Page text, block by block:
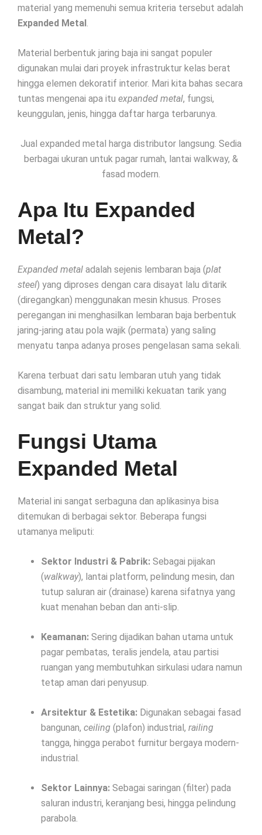
material yang memenuhi semua kriteria tersebut adalah
Expanded Metal.
Material berbentuk jaring baja ini sangat populer
digunakan mulai dari proyek infrastruktur kelas berat
hingga elemen dekoratif interior. Mari kita bahas secara
tuntas mengenai apa itu expanded metal, fungsi,
keunggulan, jenis, hingga daftar harga terbarunya.
Jual expanded metal harga distributor langsung. Sedia
berbagai ukuran untuk pagar rumah, lantai walkway, &
fasad modern.
Apa Itu Expanded
Metal?
Expanded metal adalah sejenis lembaran baja (plat
steel) yang diproses dengan cara disayat lalu ditarik
(diregangkan) menggunakan mesin khusus. Proses
peregangan ini menghasilkan lembaran baja berbentuk
jaring-jaring atau pola wajik (permata) yang saling
menyatu tanpa adanya proses pengelasan sama sekali.
Karena terbuat dari satu lembaran utuh yang tidak
disambung, material ini memiliki kekuatan tarik yang
sangat baik dan struktur yang solid.
Fungsi Utama
Expanded Metal
Material ini sangat serbaguna dan aplikasinya bisa
ditemukan di berbagai sektor. Beberapa fungsi
utamanya meliputi:
Sektor Industri & Pabrik: Sebagai pijakan
(walkway), lantai platform, pelindung mesin, dan
tutup saluran air (drainase) karena sifatnya yang
kuat menahan beban dan anti-slip.
Keamanan: Sering dijadikan bahan utama untuk
pagar pembatas, teralis jendela, atau partisi
ruangan yang membutuhkan sirkulasi udara namun
tetap aman dari penyusup.
Arsitektur & Estetika: Digunakan sebagai fasad
bangunan, ceiling (plafon) industrial, railing
tangga, hingga perabot furnitur bergaya modern-
industrial.
Sektor Lainnya: Sebagai saringan (filter) pada
saluran industri, keranjang besi, hingga pelindung
parabola.